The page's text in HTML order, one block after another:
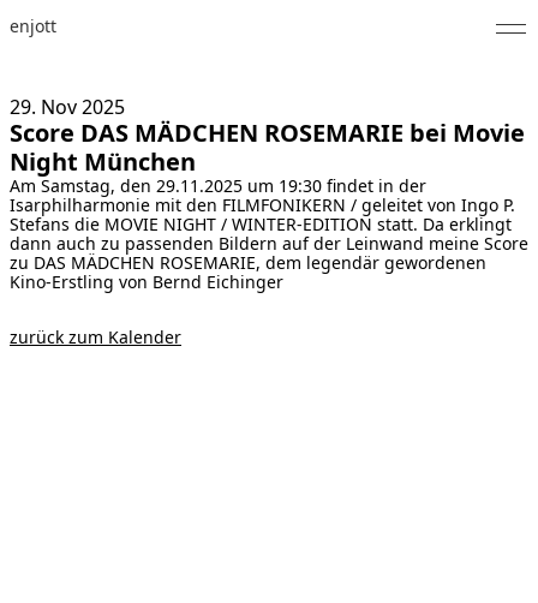
enjott
Selected Works
Werkverzeichnis
About
Kalender
29. Nov2025
Score DAS MÄDCHEN ROSEMARIE bei Movie
Night München
Am Samstag, den 29.11.2025 um 19:30 findet in der
Isarphilharmonie mit den FILMFONIKERN / geleitet von Ingo P.
Stefans die MOVIE NIGHT / WINTER-EDITION statt. Da erklingt
dann auch zu passenden Bildern auf der Leinwand meine Score
zu DAS MÄDCHEN ROSEMARIE, dem legendär gewordenen
Kino-Erstling von Bernd Eichinger
zurück zum Kalender